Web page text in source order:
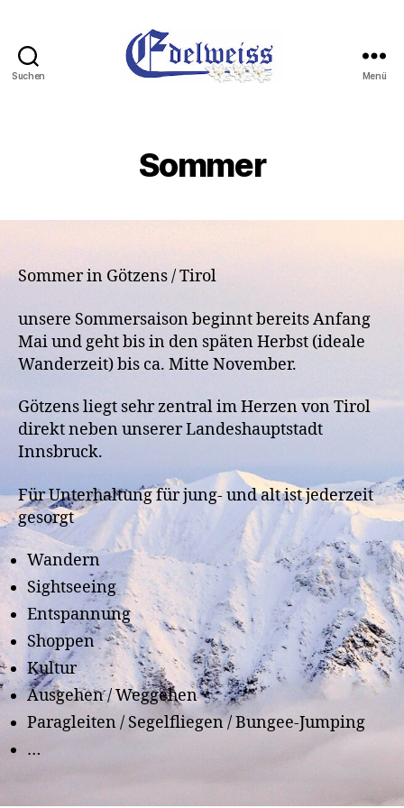
Suchen Menü
Sommer
Sommer in Götzens / Tirol
unsere Sommersaison beginnt bereits Anfang
Mai und geht bis in den späten Herbst (ideale
Wanderzeit) bis ca. Mitte November.
Götzens liegt sehr zentral im Herzen von Tirol
direkt neben unserer Landeshauptstadt
Innsbruck.
Für Unterhaltung für jung- und alt ist jederzeit
gesorgt
Wandern
Sightseeing
Entspannung
Shoppen
Kultur
Ausgehen / Weggehen
Paragleiten / Segelfliegen / Bungee-Jumping
…